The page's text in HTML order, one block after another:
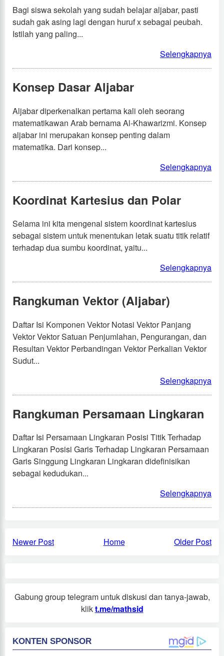
Bagi siswa sekolah yang sudah belajar aljabar, pasti
sudah gak asing lagi dengan huruf x sebagai peubah.
Istilah yang paling...
Selengkapnya
Konsep Dasar Aljabar
Aljabar diperkenalkan pertama kali oleh seorang
matematikawan Arab bernama Al-Khawarizmi. Konsep
aljabar ini merupakan konsep penting dalam
matematika. Dari konsep...
Selengkapnya
Koordinat Kartesius dan Polar
Selama ini kita mengenal sistem koordinat kartesius
sebagai sistem untuk menentukan letak suatu titik relatif
terhadap dua sumbu koordinat, yaitu...
Selengkapnya
Rangkuman Vektor (Aljabar)
Daftar Isi Komponen Vektor Notasi Vektor Panjang
Vektor Vektor Satuan Penjumlahan, Pengurangan, dan
Resultan Vektor Perbandingan Vektor Perkalian Vektor
Sudut...
Selengkapnya
Rangkuman Persamaan Lingkaran
Daftar Isi Persamaan Lingkaran Posisi Titik Terhadap
Lingkaran Posisi Garis Terhadap Lingkaran Persamaan
Garis Singgung Lingkaran Lingkaran didefinisikan
sebagai kedudukan...
Selengkapnya
Newer Post Older Post
Home
Gabung group telegram untuk diskusi dan tanya-jawab,
klikt.me/mathsid